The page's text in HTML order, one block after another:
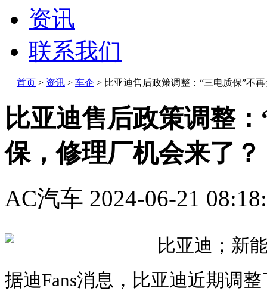
资讯
联系我们
首页 > 资讯 > 车企 > 比亚迪售后政策调整：“三电质保”不
比亚迪售后政策调整
保，修理厂机会来了？
AC汽车 2024-06-21
据迪Fans消息，比亚迪近期调